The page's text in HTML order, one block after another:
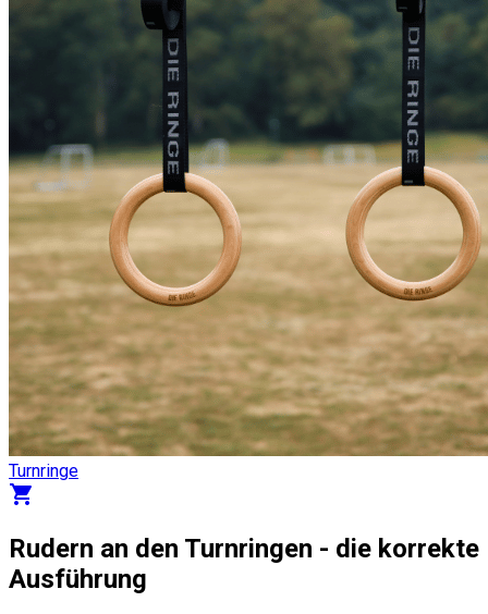
Turnringe
shopping_cart
Rudern an den Turnringen - die korrekte
Ausführung